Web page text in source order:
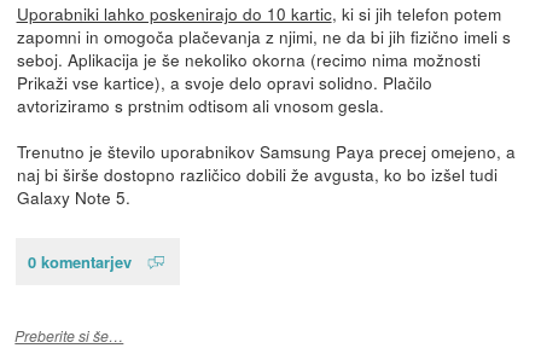
Uporabniki lahko poskenirajo do 10 kartic, ki si jih telefon potem
zapomni in omogoča plačevanja z njimi, ne da bi jih fizično imeli s
seboj. Aplikacija je še nekoliko okorna (recimo nima možnosti
Prikaži vse kartice), a svoje delo opravi solidno. Plačilo
avtoriziramo s prstnim odtisom ali vnosom gesla.
Trenutno je število uporabnikov Samsung Paya precej omejeno, a
naj bi širše dostopno različico dobili že avgusta, ko bo izšel tudi
Galaxy Note 5.
0 komentarjev
Preberite si še…